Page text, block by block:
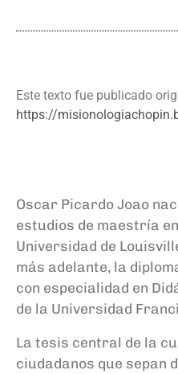
Este texto fue publicado
https://
Oscar Picardo Joao
estudios de maestría
Universidad de
más adelante, la
con especialidad en
de la Universidad
La tesis central de la
ciudadanos que sepan